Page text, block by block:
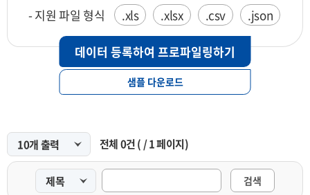
샘플 다운로드
- 지원 파일 형식
.xls .xlsx .csv .json
데이터 등록하여 프로파일링하기
전체0건( /1페이지)
검색